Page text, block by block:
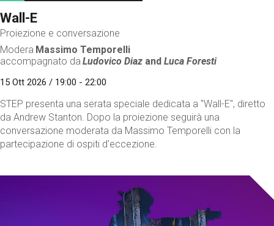
Wall-E
Proiezione e conversazione
Modera Massimo Temporelli
accompagnato da Ludovico Diaz andLuca Foresti
15 Ott 2026 / 19:00 - 22:00
STEP presenta una serata speciale dedicata a "Wall-E", diretto
da Andrew Stanton. Dopo la proiezione seguirà una
conversazione moderata da Massimo Temporelli con la
partecipazione di ospiti d'eccezione.